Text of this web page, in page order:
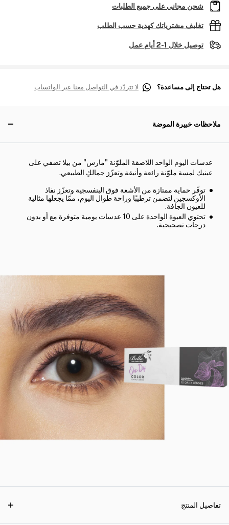
شحن مجاني على جميع الطلبات
تغليف مشترياتك كهدية حسب الطلب
توصيل خلال 1-2 أيام عمل
هل تحتاج إلى مساعدة؟ لا تتردّد في التواصل معنا عبر الواتساب
ملاحظات خبيرة الموضة
عدسات اليوم الواحد اللاصقة الملوّنة "مارس" من بيلا تضفي على
عينيك لمسة ملوّنة رائعة وأنيقة وتعزّز جمالكِ الطبيعي.
توفّر حماية ممتازة من الأشعة فوق البنفسجية وتعزّز نفاذ
الأوكسجين لتضمن ترطيبًا وراحة طوال اليوم، ممّا يجعلها مثالية
للعيون الجافة.
تحتوي العبوة الواحدة على 10 عدسات يومية متوفرة مع أو بدون
درجات تصحيحية.
تفاصيل المنتج